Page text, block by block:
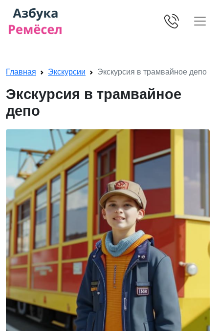
Главная Экскурсии Экскурсия в трамвайное депо
Экскурсия в трамвайное
депо